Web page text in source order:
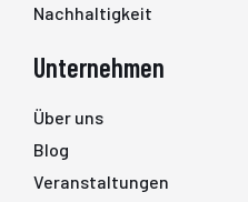
Nachhaltigkeit
Unternehmen
Über uns
Blog
Veranstaltungen